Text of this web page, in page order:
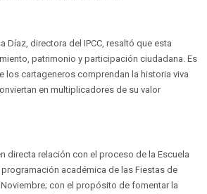
Díaz, directora del IPCC, resaltó que esta
patrimonio y participación ciudadana. Es
los cartageneros comprendan la historia viva
en multiplicadores de su valor
directa relación con el proceso de la Escuela
programación académica de las Fiestas de
con el propósito de fomentar la